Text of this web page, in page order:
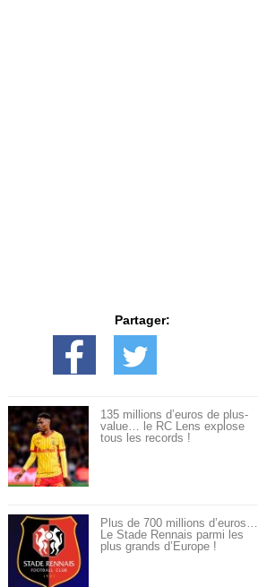
Partager:
135 millions d’euros de plus-
value… le RC Lens explose
tous les records !
Plus de 700 millions d’euros…
Le Stade Rennais parmi les
plus grands d’Europe !